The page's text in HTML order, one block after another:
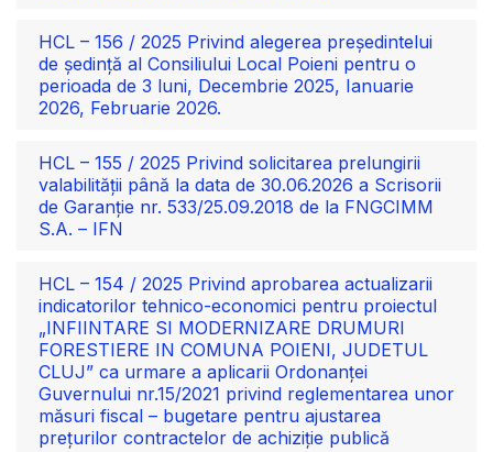
HCL – 156 / 2025 Privind alegerea președintelui
de ședință al Consiliului Local Poieni pentru o
perioada de 3 luni, Decembrie 2025, Ianuarie
2026, Februarie 2026.
HCL – 155 / 2025 Privind solicitarea prelungirii
valabilității până la data de 30.06.2026 a Scrisorii
de Garanție nr. 533/25.09.2018 de la FNGCIMM
S.A. – IFN
HCL – 154 / 2025 Privind aprobarea actualizarii
indicatorilor tehnico-economici pentru proiectul
„INFIINTARE SI MODERNIZARE DRUMURI
FORESTIERE IN COMUNA POIENI, JUDETUL
CLUJ” ca urmare a aplicarii Ordonanței
Guvernului nr.15/2021 privind reglementarea unor
măsuri fiscal – bugetare pentru ajustarea
preţurilor contractelor de achiziţie publică